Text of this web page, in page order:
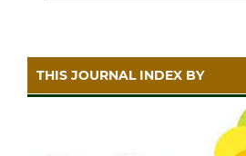
THIS JOURNAL INDEX BY